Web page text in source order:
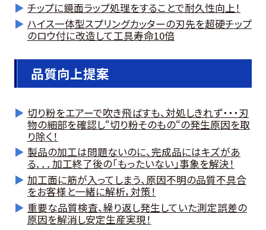
チップに鏡面ラップ処理をすることで耐久性向上！
ハイス一体型スプリングカッターの刃先を超硬チップ
のロウ付に改造して工具寿命10倍
品質向上提案
切り粉をエアーで吹き飛ばすも、対処しきれず・・・刃
物の細部を確認し“切り粉そのもの“の発生原因を取
り除く！
製品の加工は問題ないのに、完成品にはキズがあ
る．．．加工終了後の「もったいない」事象を解決！
加工面に筋が入ってしまう、原因不明の品質不具合
をお客様と一緒に解析，対策！
重要な品質検査、繰り返し発生していた測定誤差の
原因を解消し安定生産実現！